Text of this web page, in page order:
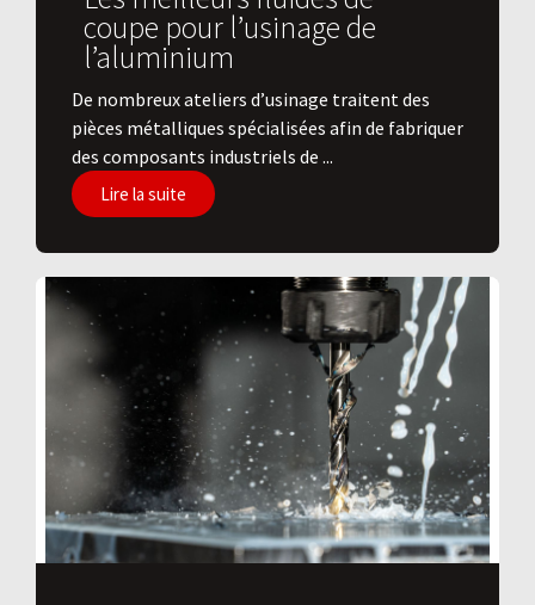
coupe pour l’usinage de
l’aluminium
De nombreux ateliers d’usinage traitent des
pièces métalliques spécialisées afin de fabriquer
des composants industriels de ...
Lire la suite